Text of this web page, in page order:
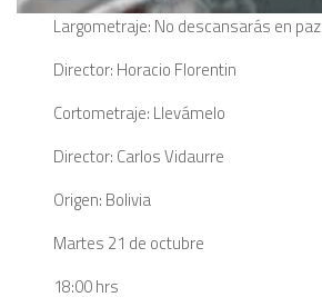
Largometraje: No descansarás en paz
Director: Horacio Florentin
Cortometraje: Llevámelo
Director: Carlos Vidaurre
Origen: Bolivia
Martes 21 de octubre
18:00 hrs